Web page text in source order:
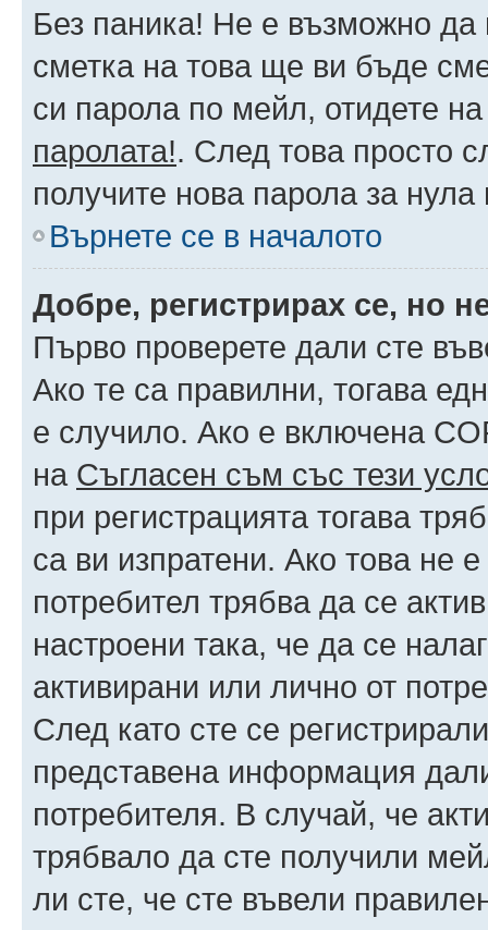
Без паника! Не е възможно да
сметка на това ще ви бъде
си парола по мейл, отидете
паролата!. След това просто
получите нова парола за
Върнете се в началото
Добре, регистрирах се, но
Първо проверете дали сте
Ако те са правилни, тогава
е случило. Ако е включена
на Съгласен съм със тези
при регистрацията тогава
са ви изпратени. Ако това не
потребител трябва да се
настроени така, че да се
активирани или лично от
След като сте се
представена информация
потребителя. В случай, че
трябвало да сте получили
ли сте, че сте въвели